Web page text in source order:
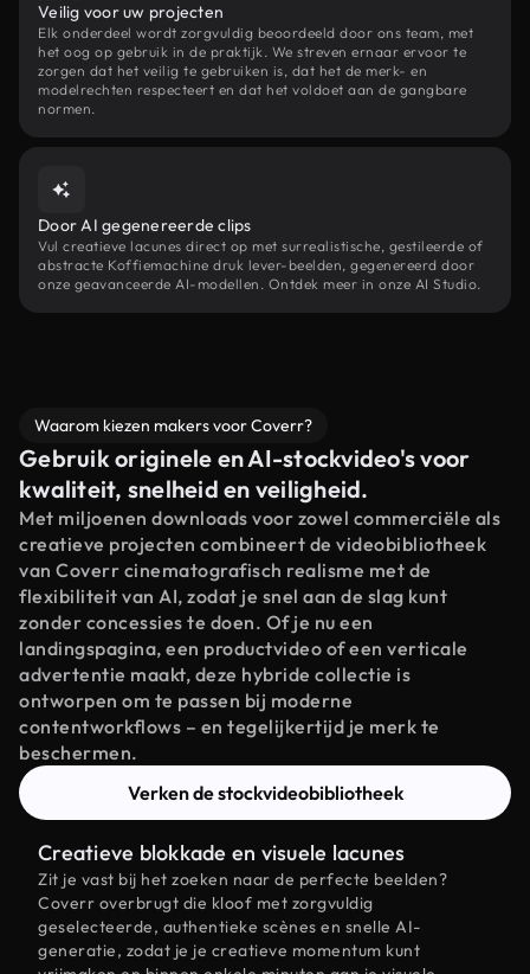
Veilig voor uw projecten
Elk onderdeel wordt zorgvuldig beoordeeld door ons team, met
het oog op gebruik in de praktijk. We streven ernaar ervoor te
zorgen dat het veilig te gebruiken is, dat het de merk- en
modelrechten respecteert en dat het voldoet aan de gangbare
normen.
Door AI gegenereerde clips
Vul creatieve lacunes direct op met surrealistische, gestileerde of
abstracte Koffiemachine druk lever-beelden, gegenereerd door
onze geavanceerde AI-modellen. Ontdek meer in onze AI Studio.
Waarom kiezen makers voor Coverr?
Gebruik originele en AI-stockvideo's voor
kwaliteit, snelheid en veiligheid.
Met miljoenen downloads voor zowel commerciële als
creatieve projecten combineert de videobibliotheek
van Coverr cinematografisch realisme met de
flexibiliteit van AI, zodat je snel aan de slag kunt
zonder concessies te doen. Of je nu een
landingspagina, een productvideo of een verticale
advertentie maakt, deze hybride collectie is
ontworpen om te passen bij moderne
contentworkflows – en tegelijkertijd je merk te
beschermen.
Verken de stockvideobibliotheek
Creatieve blokkade en visuele lacunes
Zit je vast bij het zoeken naar de perfecte beelden?
Coverr overbrugt die kloof met zorgvuldig
geselecteerde, authentieke scènes en snelle AI-
generatie, zodat je je creatieve momentum kunt